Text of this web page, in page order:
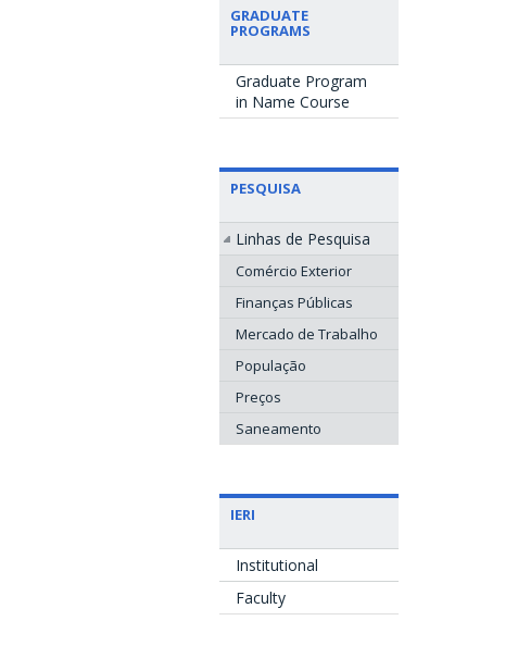
GRADUATE
PROGRAMS
Graduate Program
in Name Course
PESQUISA
Linhas de Pesquisa
Comércio Exterior
Finanças Públicas
Mercado de Trabalho
População
Preços
Saneamento
IERI
Institutional
Faculty